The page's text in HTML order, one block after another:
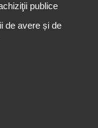
publice
de avere și de